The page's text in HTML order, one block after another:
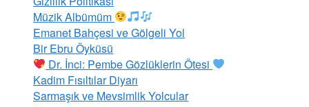
Müzik Albümüm
Emanet Bahçesi ve Gölgeli Yol
Bir Ebru Öyküsü
Dr. İnci: Pembe Gözlüklerin Ötesi
Kadim Fısıltılar Diyarı
Sarmaşık ve Mevsimlik Yolcular